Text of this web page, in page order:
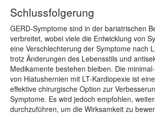
Schlussfolgerung
GERD-Symptome sind in der bariatrischen
verbreitet, wobei viele die Entwicklung von
eine Verschlechterung der Symptome nach
trotz Änderungen des Lebensstils und
Medikamente bestehen bleiben. Die
von Hiatushernien mit LT-Kardiopexie ist
effektive chirurgische Option zur
Symptome. Es wird jedoch empfohlen,
durchzuführen, um die Wirksamkeit zu